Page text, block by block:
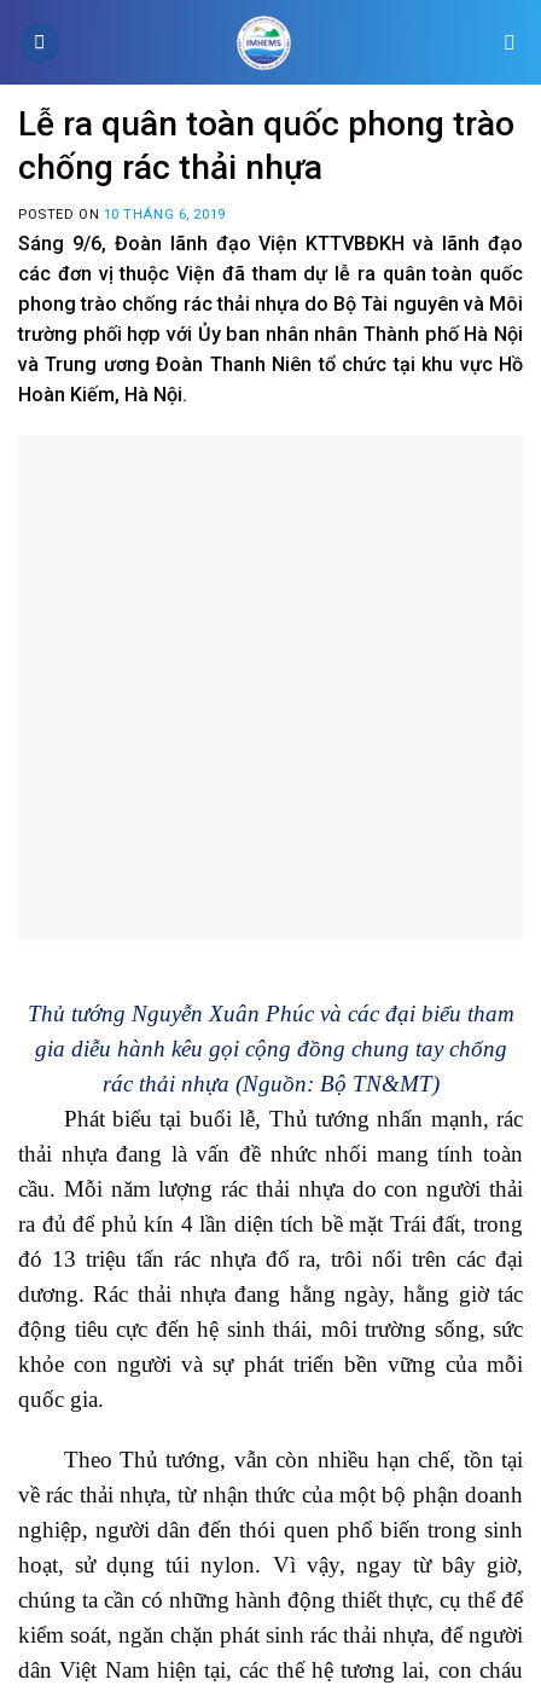
Lễ ra quân toàn quốc phong trào
chống rác thải nhựa
POSTED ON 10 THÁNG 6, 2019
Sáng 9/6, Đoàn lãnh đạo Viện KTTVBĐKH và lãnh đạo
các đơn vị thuộc Viện đã tham dự lễ ra quân toàn quốc
phong trào chống rác thải nhựa do Bộ Tài nguyên và Môi
trường phối hợp với Ủy ban nhân nhân Thành phố Hà Nội
và Trung ương Đoàn Thanh Niên tổ chức tại khu vực Hồ
Hoàn Kiếm, Hà Nội.
Thủ tướng Nguyễn Xuân Phúc và các đại biểu tham
gia diễu hành kêu gọi cộng đồng chung tay chống
rác thải nhựa (Nguồn: Bộ TN&MT)
Phát biểu tại buổi lễ, Thủ tướng nhấn mạnh, rác
thải nhựa đang là vấn đề nhức nhối mang tính toàn
cầu. Mỗi năm lượng rác thải nhựa do con người thải
ra đủ để phủ kín 4 lần diện tích bề mặt Trái đất, trong
đó 13 triệu tấn rác nhựa đổ ra, trôi nổi trên các đại
dương. Rác thải nhựa đang hằng ngày, hằng giờ tác
động tiêu cực đến hệ sinh thái, môi trường sống, sức
khỏe con người và sự phát triển bền vững của mỗi
quốc gia.
Theo Thủ tướng, vẫn còn nhiều hạn chế, tồn tại
về rác thải nhựa, từ nhận thức của một bộ phận doanh
nghiệp, người dân đến thói quen phổ biến trong sinh
hoạt, sử dụng túi nylon. Vì vậy, ngay từ bây giờ,
chúng ta cần có những hành động thiết thực, cụ thể để
kiểm soát, ngăn chặn phát sinh rác thải nhựa, để người
dân Việt Nam hiện tại, các thế hệ tương lai, con cháu